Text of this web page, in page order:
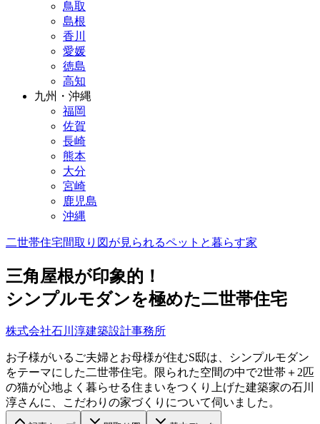
鳥取
島根
香川
愛媛
徳島
高知
九州・沖縄
福岡
佐賀
長崎
熊本
大分
宮崎
鹿児島
沖縄
二世帯住宅間取り図が見られるペットと暮らす家
三角屋根が印象的！
シンプルモダンを極めた二世帯住宅
株式会社石川淳建築設計事務所
お子様がいるご夫婦とお母様が住むS邸は、シンプルモダン
をテーマにした二世帯住宅。限られた空間の中で2世帯＋2匹
の猫が心地よく暮らせる住まいをつくり上げた建築家の石川
淳さんに、こだわりの家づくりについて伺いました。